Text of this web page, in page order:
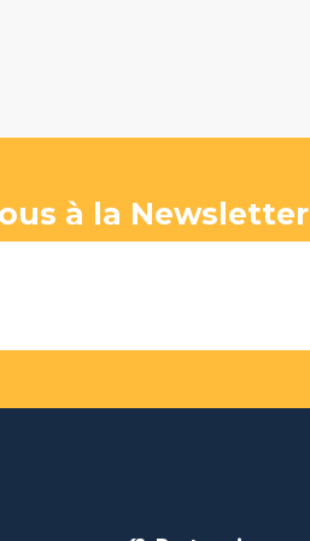
à la Newsletter